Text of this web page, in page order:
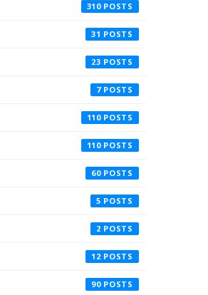
310
31
23
7
110
110
60
5
2
12
90